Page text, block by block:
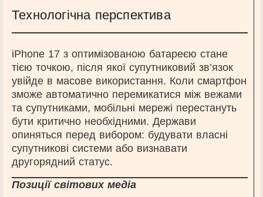
Технологічна перспектива
iPhone 17 з оптимізованою батареєю стане
тією точкою, після якої супутниковий зв’язок
увійде в масове використання. Коли смартфон
зможе автоматично перемикатися між вежами
та супутниками, мобільні мережі перестануть
бути критично необхідними. Держави
опиняться перед вибором: будувати власні
супутникові системи або визнавати
другорядний статус.
Позиції світових медіа